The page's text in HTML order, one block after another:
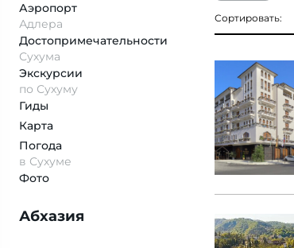
Аэропорт
Адлера
Достопримеча­тельности
Сухума
Экскурсии
по Сухуму
Гиды
Карта
Погода
в Сухуме
Фото
Абхазия
Сортировать: